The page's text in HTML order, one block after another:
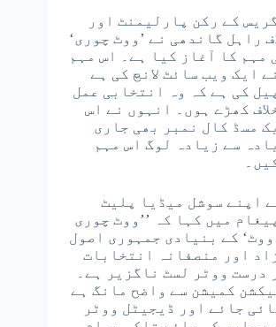
کے رکن پارلیمنٹ اور
راہل گاندھی نے ’ووٹ چوری‘
مہم کا آغاز کیا ہے۔ اس مہم
ایک ویب سائٹ لانچ کی ہے
کی ہے کہ وہ انتخابی عمل
کھڑے ہوں۔ انہوں نے اس
مسڈ کال نمبر بھی جاری
سے زیادہ لوگ اس مہم
اپنے سوشل میڈیا پلیٹ
میں کہا کہ ’’ووٹ چوری
کے بنیادی جمہوری اصول
اور منصفانہ انتخابات
درست ووٹر لسٹ ناگزیر ہے۔
کمیشن سے واضح مانگ ہے
جائے اور ڈیجیٹل ووٹر